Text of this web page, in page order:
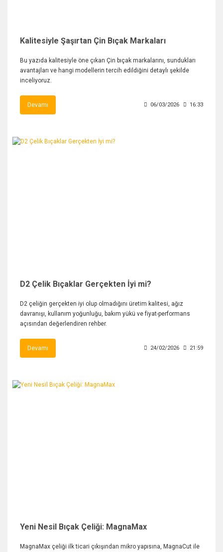
Kalitesiyle Şaşırtan Çin Bıçak Markaları
Bu yazıda kalitesiyle öne çıkan Çin bıçak markalarını, sundukları
avantajları ve hangi modellerin tercih edildiğini detaylı şekilde
inceliyoruz.
Devamı 06/03/2026 16:33
D2 Çelik Bıçaklar Gerçekten İyi mi?
D2 çeliğin gerçekten iyi olup olmadığını üretim kalitesi, ağız
davranışı, kullanım yoğunluğu, bakım yükü ve fiyat-performans
açısından değerlendiren rehber.
Devamı 24/02/2026 21:59
Yeni Nesil Bıçak Çeliği: MagnaMax
MagnaMax çeliği ilk ticari çıkışından mikro yapısına, MagnaCut ile